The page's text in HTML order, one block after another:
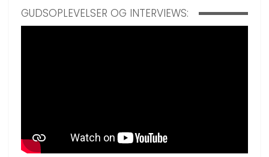
GUDSOPLEVELSER OG INTERVIEWS: